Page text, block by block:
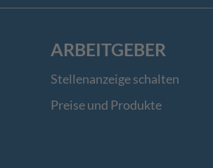
ARBEITGEBER
Stellenanzeige schalten
Preise und Produkte